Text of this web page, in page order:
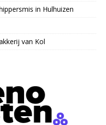
in Hulhuizen
van Kol